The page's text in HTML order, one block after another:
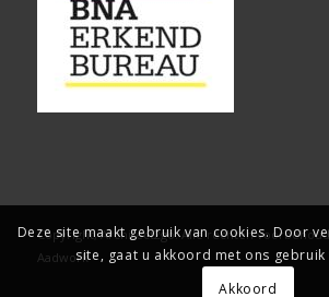
Copyright, Architect2go. Alle rechten
Aadwork
Deze site maakt gebruik van cookies. Door
site, gaat u akkoord met ons gebruik
Akkoord